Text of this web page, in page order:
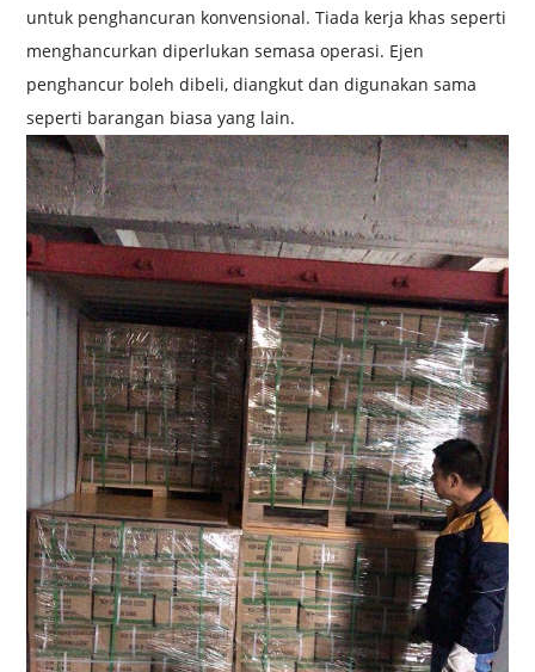
untuk penghancuran konvensional. Tiada kerja khas seperti
menghancurkan diperlukan semasa operasi. Ejen
penghancur boleh dibeli, diangkut dan digunakan sama
seperti barangan biasa yang lain.